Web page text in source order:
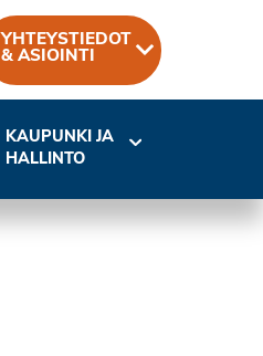
YHTEYSTIEDOT
& ASIOINTI
KAUPUNKI JA
HALLINTO